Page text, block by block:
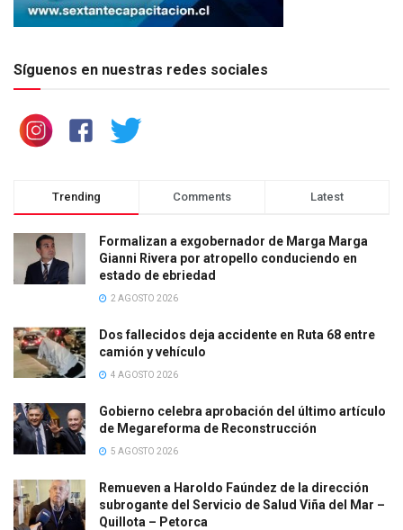
Síguenos en nuestras redes sociales
Trending Comments Latest
Formalizan a exgobernador de Marga Marga
Gianni Rivera por atropello conduciendo en
estado de ebriedad
2 AGOSTO 2026
Dos fallecidos deja accidente en Ruta 68 entre
camión y vehículo
4 AGOSTO 2026
Gobierno celebra aprobación del último artículo
de Megareforma de Reconstrucción
5 AGOSTO 2026
Remueven a Haroldo Faúndez de la dirección
subrogante del Servicio de Salud Viña del Mar –
Quillota – Petorca